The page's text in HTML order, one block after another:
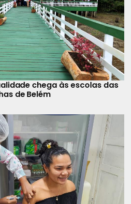
chega às escolas das
de Belém